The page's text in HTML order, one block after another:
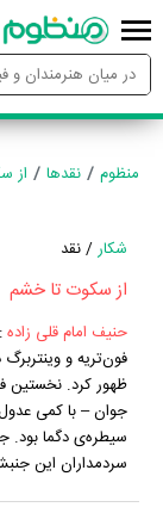
منظوم نقدها از
شکار/ نقد
از سکوت تا خشم
حنیف امام قلی زاده:
فون‌تریه و وینتربرگ
ظهور کرد. نخستین
جوان – با‌ کمی
سیطره‌ی دگما بود.
سردمداران این